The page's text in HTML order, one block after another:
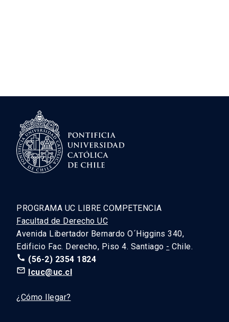
PROGRAMA UC LIBRE COMPETENCIA
Facultad de Derecho UC
Avenida Libertador Bernardo O´Higgins 340,
Edificio Fac. Derecho, Piso 4. Santiago - Chile.
call (56-2) 2354 1824
mail_outline lcuc@uc.cl
¿Cómo llegar?